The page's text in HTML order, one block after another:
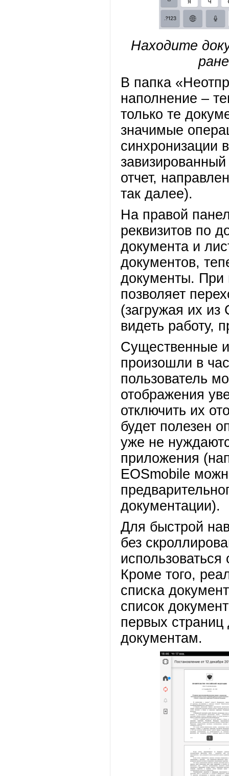
Находите
В папка
наполнение –
только те
значимые
синхронизации
отчет,
так далее).
На правой
реквизитов по
документа и
документов,
документы. При
позволяет
(загружая их
видеть работу,
Существенные
произошли в
пользователь
отображения
отключить их
будет полезен
уже не
приложения
EOSmobile
документации).
Для быстрой
без
Кроме того,
списка
список
первых страниц
документам.